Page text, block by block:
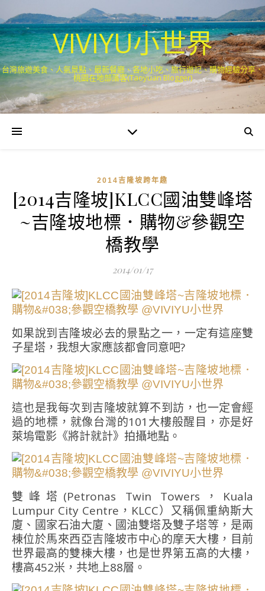
VIVIYU小世界
台灣旅遊美食、人氣景點、最新餐廳、各地小吃、旅行遊記、購物經驗分享．
桃園在地部落客(Taoyuan Blogger)
2014吉隆坡跨年趣
[2014吉隆坡]KLCC國油雙峰塔
~吉隆坡地標．購物&參觀空
橋教學
2014/01/17
如果說到吉隆坡必去的景點之一，一定有這座雙
子星塔，我想大家應該都會同意吧?
這也是我每次到吉隆坡就算不到訪，也一定會經
過的地標，就像台灣的101大樓般醒目，亦是好
萊塢電影《將計就計》拍攝地點。
雙峰塔(Petronas Twin Towers，Kuala
Lumpur City Centre，KLCC）又稱佩重納斯大
廈、國家石油大廈、國油雙塔及雙子塔等，是兩
棟位於馬來西亞吉隆坡市中心的摩天大樓，目前
世界最高的雙棟大樓，也是世界第五高的大樓，
樓高452米，共地上88層。